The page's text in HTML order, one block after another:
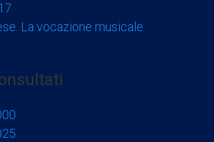
La vocazione musicale